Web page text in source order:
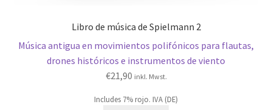
Libro de música de Spielmann 2
Música antigua en movimientos polifónicos para flautas,
drones históricos e instrumentos de viento
€21,90 inkl. Mwst.
Includes 7% rojo. IVA (DE)